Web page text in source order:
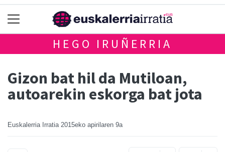
HEGO IRUÑERRIA
Gizon bat hil da Mutiloan,
autoarekin eskorga bat jota
Euskalerria Irratia 2015eko apirilaren 9a